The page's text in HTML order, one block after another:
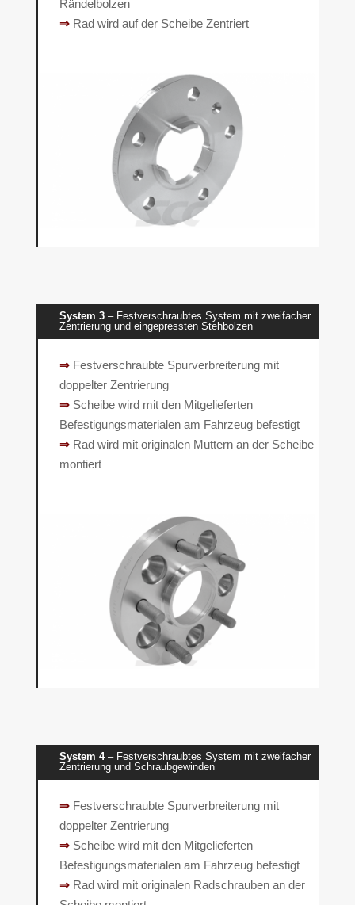
Rändelbolzen
⇒ Rad wird auf der Scheibe Zentriert
System 3– Festverschraubtes System mit zweifacher
Zentrierung und eingepressten Stehbolzen
⇒ Festverschraubte Spurverbreiterung mit
doppelter Zentrierung
⇒ Scheibe wird mit den Mitgelieferten
Befestigungsmaterialen am Fahrzeug befestigt
⇒ Rad wird mit originalen Muttern an der Scheibe
montiert
System 4– Festverschraubtes System mit zweifacher
Zentrierung und Schraubgewinden
⇒ Festverschraubte Spurverbreiterung mit
doppelter Zentrierung
⇒ Scheibe wird mit den Mitgelieferten
Befestigungsmaterialen am Fahrzeug befestigt
⇒ Rad wird mit originalen Radschrauben an der